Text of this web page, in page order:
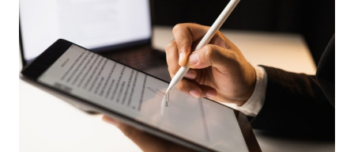
NA
CO
WARTO
ZWRÓCIĆ
UWAGĘ?